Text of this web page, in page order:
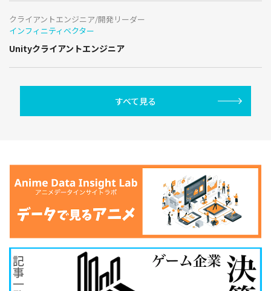
クライアントエンジニア/開発リーダー
インフィニティベクター
Unityクライアントエンジニア
すべて見る